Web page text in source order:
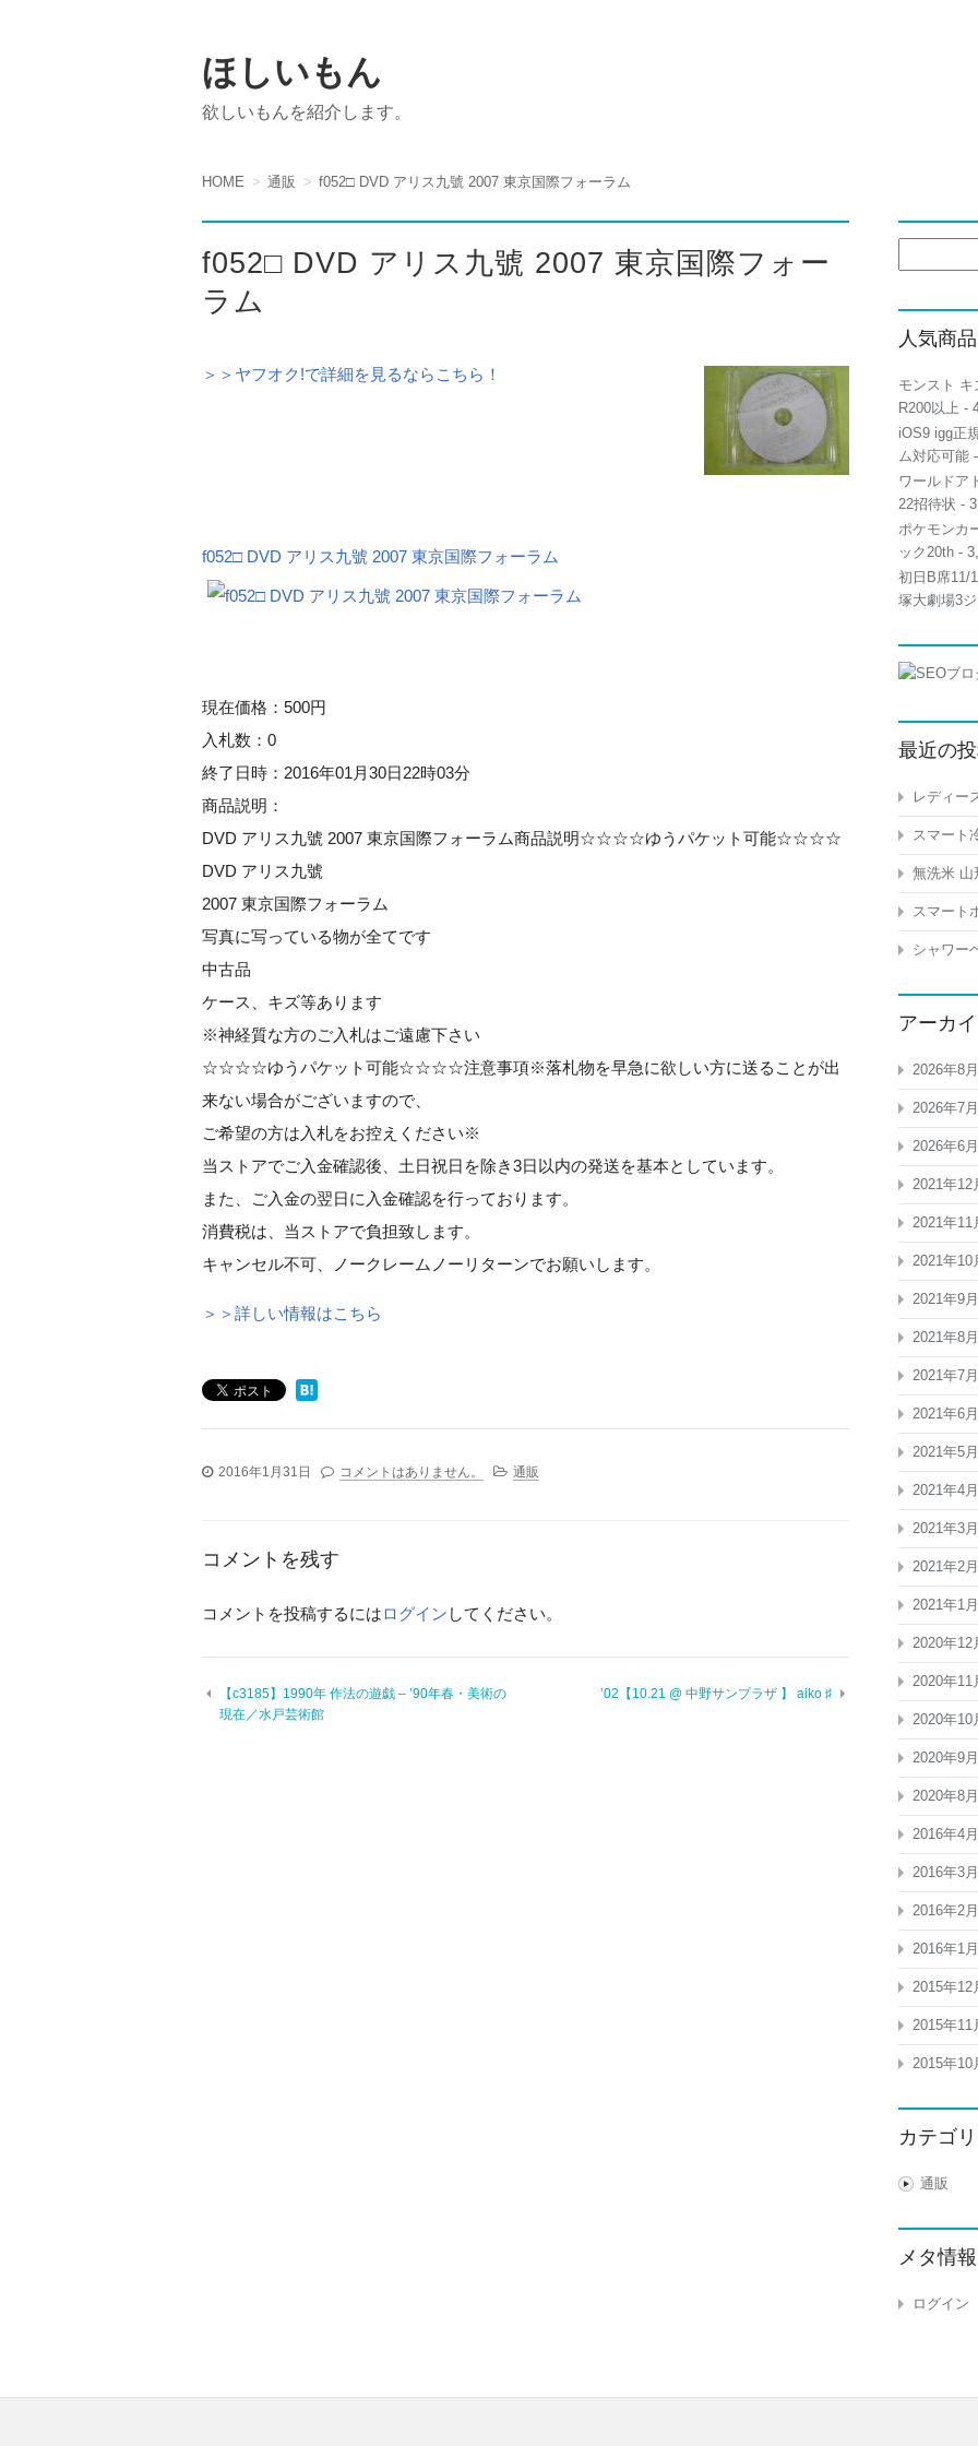
ほしいもん
欲しいもんを紹介します。
HOME 通販 f052□ DVD アリス九號 2007 東京国際フォーラム
f052□ DVD アリス九號 2007 東京国際フォー
ラム
＞＞ヤフオク!で詳細を見るならこちら！
f052□ DVD アリス九號 2007 東京国際フォーラム
現在価格：500円
入札数：0
終了日時：2016年01月30日22時03分
商品説明：
DVD アリス九號 2007 東京国際フォーラム商品説明☆☆☆☆ゆうパケット可能☆☆☆☆
DVD アリス九號
2007 東京国際フォーラム
写真に写っている物が全てです
中古品
ケース、キズ等あります
※神経質な方のご入札はご遠慮下さい
☆☆☆☆ゆうパケット可能☆☆☆☆注意事項※落札物を早急に欲しい方に送ることが出
来ない場合がございますので、
ご希望の方は入札をお控えください※
当ストアでご入金確認後、土日祝日を除き3日以内の発送を基本としています。
また、ご入金の翌日に入金確認を行っております。
消費税は、当ストアで負担致します。
キャンセル不可、ノークレームノーリターンでお願いします。
＞＞詳しい情報はこちら
2016年1月31日 コメントはありません。 通販
コメントを残す
コメントを投稿するにはログイン してください。
【c3185】1990年 作法の遊戯 – ’90年春・美術の
現在／水戸芸術館
’02【10.21 @ 中野サンプラザ 】 aiko ♯
索:
人気商
モンスト
R200以上 -
iOS9 igg正
ム対応可能
ワールドア
22招待状 -
ポケモンカ
ック20th -
初日B席11/
塚大劇場3ジ
最近の
レディー
スマート
無洗米 山
スマート
シャワー
アーカ
2026年8月
2026年7月
2026年6月
2021年12
2021年11
2021年10
2021年9月
2021年8月
2021年7月
2021年6月
2021年5月
2021年4月
2021年3月
2021年2月
2021年1月
2020年12
2020年11
2020年10
2020年9月
2020年8月
2016年4月
2016年3月
2016年2月
2016年1月
2015年12
2015年11
2015年10
カテゴ
通販
メタ情報
ログイン